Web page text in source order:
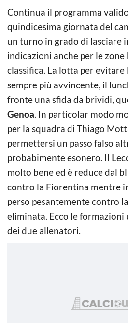
Continua il programma
quindicesima giornata del
un turno in grado di lasciare
indicazioni anche per le zone
classifica. La lotta per evitare
sempre più avvincente, il
fronte una sfida da brividi,
Genoa. In particolar modo
per la squadra di Thiago
permettersi un passo falso
probabimente esonero. Il
molto bene ed è reduce dal
contro la Fiorentina mentre
perso pesantemente contro
eliminata. Ecco le formazioni
dei due allenatori.